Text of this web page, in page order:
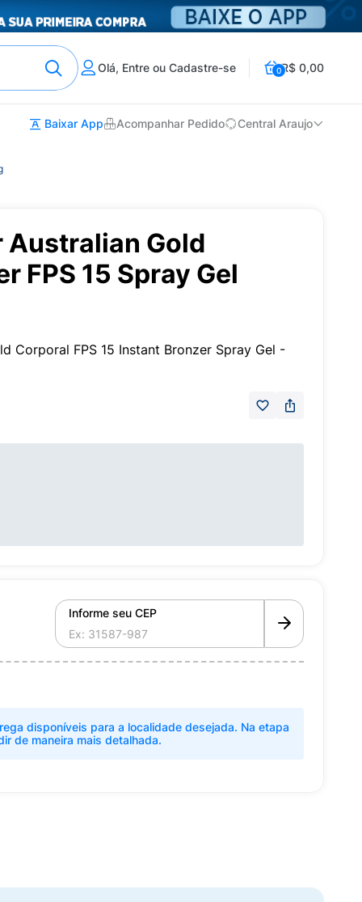
Olá, Entre ou Cadastre-se 0R$ 0,00
Baixar App Acompanhar Pedido Central Araujo
Australian Gold
FPS 15 Spray Gel
Corporal FPS 15 Instant Bronzer Spray Gel -
Informe seu CEP
disponíveis para a localidade desejada. Na etapa
de maneira mais detalhada.